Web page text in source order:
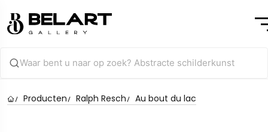
Producten Ralph Resch Au bout du lac